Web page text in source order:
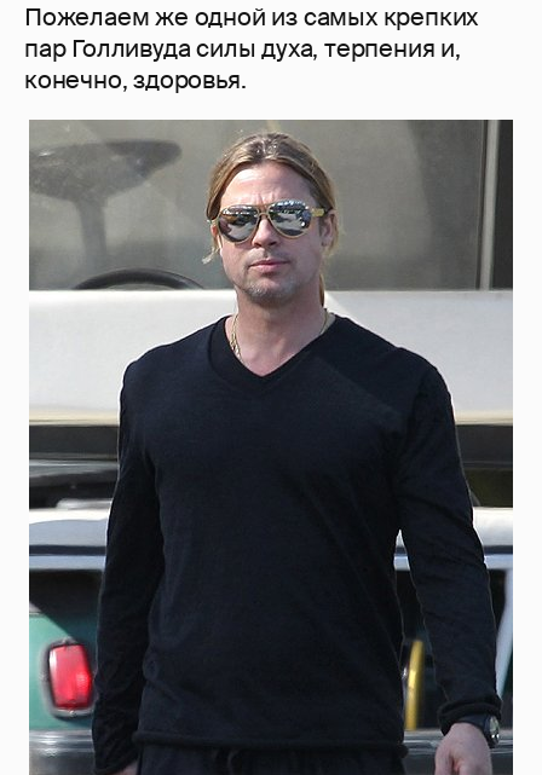
Пожелаем же одной из самых крепких
пар Голливуда силы духа, терпения и,
конечно, здоровья.